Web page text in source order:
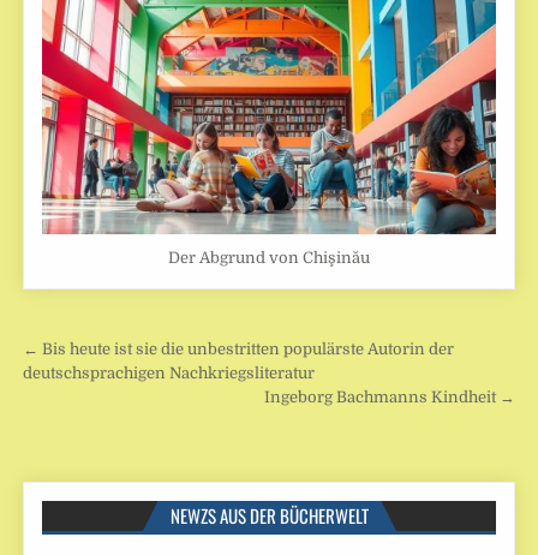
Der Abgrund von Chişinău
Beitragsnavigation
← Bis heute ist sie die unbestritten populärste Autorin der
deutschsprachigen Nachkriegsliteratur
Ingeborg Bachmanns Kindheit →
NEWZS AUS DER BÜCHERWELT